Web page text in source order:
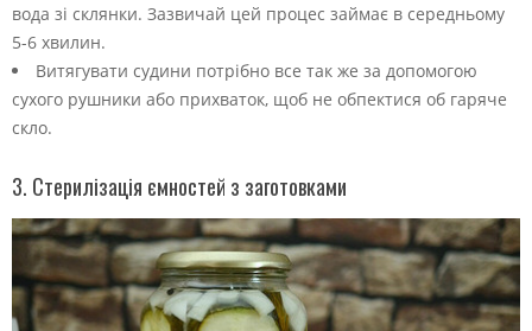
вода зі склянки. Зазвичай цей процес займає в середньому
5-6 хвилин.
Витягувати судини потрібно все так же за допомогою
сухого рушники або прихваток, щоб не обпектися об гаряче
скло.
3. Стерилізація ємностей з заготовками